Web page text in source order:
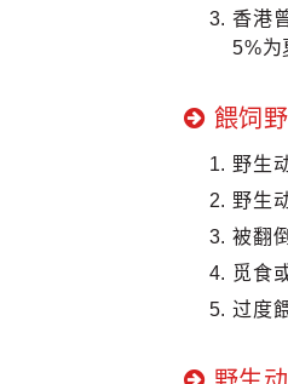
香港
5%为
餵饲
野生
野生
被翻
觅食
过度